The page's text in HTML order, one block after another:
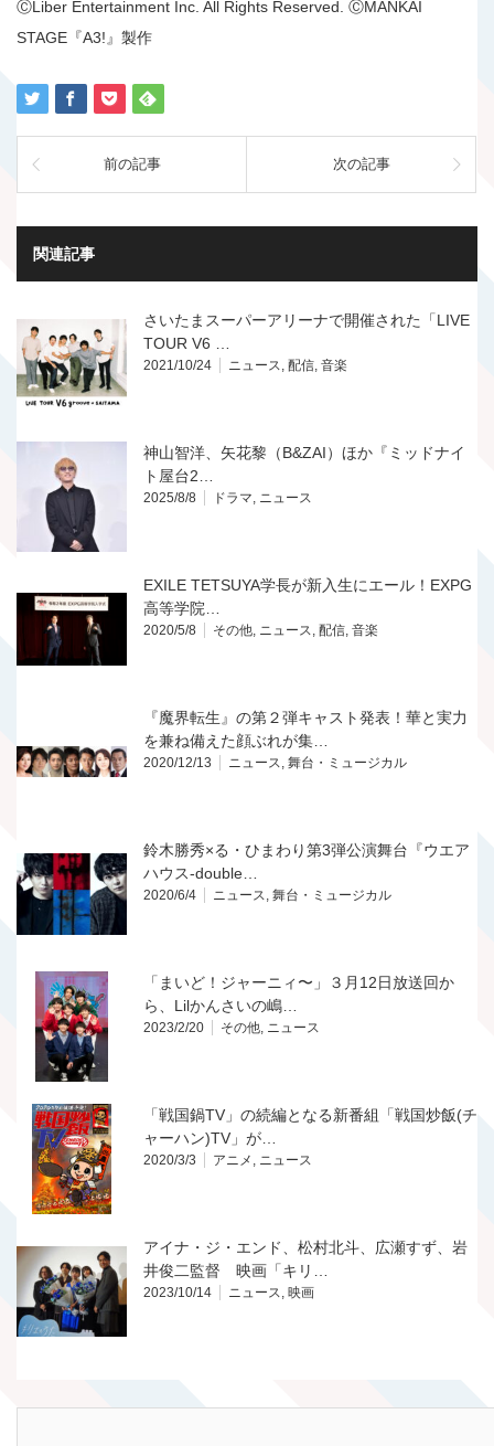
ⒸLiber Entertainment Inc. All Rights Reserved. ⒸMANKAI
STAGE『A3!』製作
前の記事 次の記事
関連記事
さいたまスーパーアリーナで開催された「LIVE
TOUR V6 …
2021/10/24 ニュース, 配信, 音楽
神山智洋、矢花黎（B&ZAI）ほか『ミッドナイ
ト屋台2…
2025/8/8 ドラマ, ニュース
EXILE TETSUYA学長が新入生にエール！EXPG
高等学院…
2020/5/8 その他, ニュース, 配信, 音楽
『魔界転生』の第２弾キャスト発表！華と実力
を兼ね備えた顔ぶれが集…
2020/12/13 ニュース, 舞台・ミュージカル
鈴木勝秀×る・ひまわり第3弾公演舞台『ウエア
ハウス-double…
2020/6/4 ニュース, 舞台・ミュージカル
「まいど！ジャーニィ〜」３月12日放送回か
ら、Lilかんさいの嶋…
2023/2/20 その他, ニュース
「戦国鍋TV」の続編となる新番組「戦国炒飯(チ
ャーハン)TV」が…
2020/3/3 アニメ , ニュース
アイナ・ジ・エンド、松村北斗、広瀬すず、岩
井俊二監督 映画「キリ…
2023/10/14 ニュース, 映画